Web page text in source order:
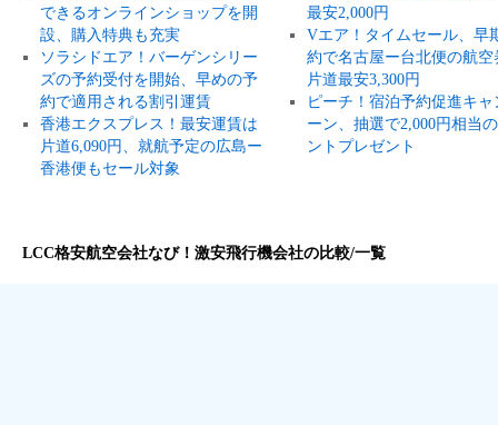
できるオンラインショップを開
設、購入特典も充実
ソラシドエア！バーゲンシリー
ズの予約受付を開始、早めの予
約で適用される割引運賃
香港エクスプレス！最安運賃は
片道6,090円、就航予定の広島ー
香港便もセール対象
最安2,000円
Vエア！タイムセール、早
約で名古屋ー台北便の航空
片道最安3,300円
ピーチ！宿泊予約促進キャ
ーン、抽選で2,000円相当
ントプレゼント
LCC格安航空会社なび！激安飛行機会社の比較/一覧